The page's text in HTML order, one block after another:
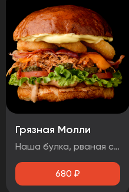
Грязная Молли
Наша булка, рваная свинина, лист салата, бекон, огурец маринованный, помидор, сыр чеддер, луковые кольца, соус барбекю, медово-горчичный соус.
680 ₽